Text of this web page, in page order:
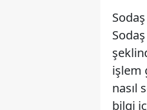
işlem
nasıl
bilgi